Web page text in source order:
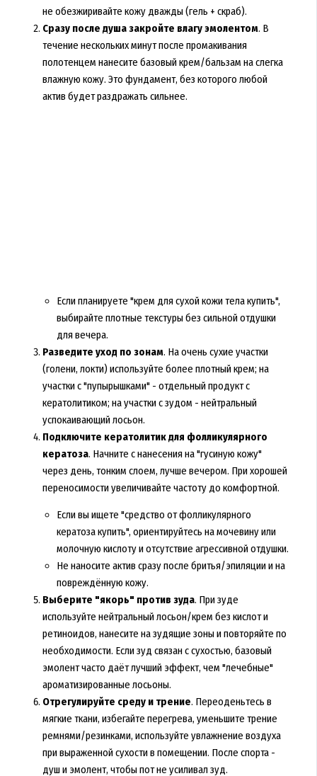
не обезжиривайте кожу дважды (гель + скраб).
Сразу после душа закройте влагу эмолентом. В
течение нескольких минут после промакивания
полотенцем нанесите базовый крем/бальзам на слегка
влажную кожу. Это фундамент, без которого любой
актив будет раздражать сильнее.
Если планируете "крем для сухой кожи тела купить",
выбирайте плотные текстуры без сильной отдушки
для вечера.
Разведите уход по зонам. На очень сухие участки
(голени, локти) используйте более плотный крем; на
участки с "пупырышками" - отдельный продукт с
кератолитиком; на участки с зудом - нейтральный
успокаивающий лосьон.
Подключите кератолитик для фолликулярного
кератоза. Начните с нанесения на "гусиную кожу"
через день, тонким слоем, лучше вечером. При хорошей
переносимости увеличивайте частоту до комфортной.
Если вы ищете "средство от фолликулярного
кератоза купить", ориентируйтесь на мочевину или
молочную кислоту и отсутствие агрессивной отдушки.
Не наносите актив сразу после бритья/эпиляции и на
повреждённую кожу.
Выберите "якорь" против зуда. При зуде
используйте нейтральный лосьон/крем без кислот и
ретиноидов, нанесите на зудящие зоны и повторяйте по
необходимости. Если зуд связан с сухостью, базовый
эмолент часто даёт лучший эффект, чем "лечебные"
ароматизированные лосьоны.
Отрегулируйте среду и трение. Переоденьтесь в
мягкие ткани, избегайте перегрева, уменьшите трение
ремнями/резинками, используйте увлажнение воздуха
при выраженной сухости в помещении. После спорта -
душ и эмолент, чтобы пот не усиливал зуд.